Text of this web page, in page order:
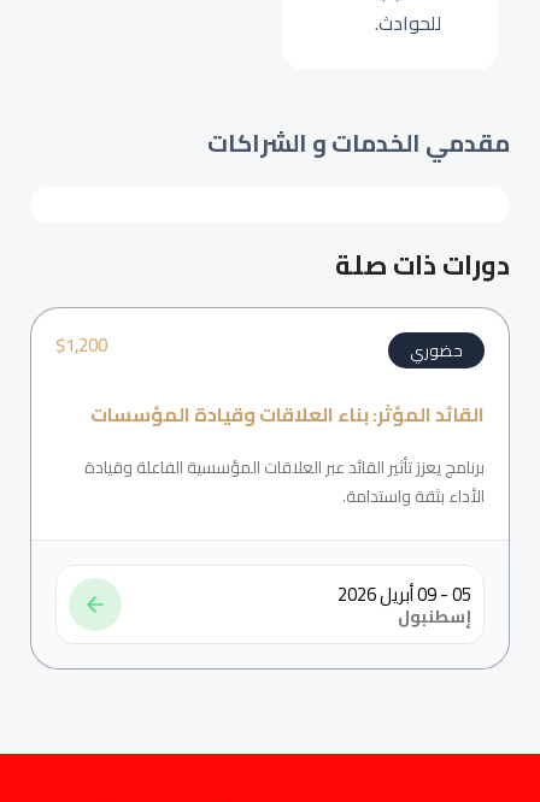
للحوادث.
مقدمي الخدمات و الشراكات
دورات ذات صلة
$1,200 حضوري
القائد المؤثر: بناء العلاقات وقيادة المؤسسات
برنامج يعزز تأثير القائد عبر العلاقات المؤسسية الفاعلة وقيادة
الأداء بثقة واستدامة.
05 - 09 أبريل 2026
إسطنبول